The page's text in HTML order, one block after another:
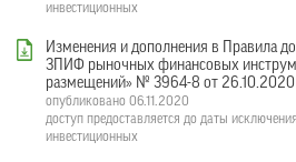
инвестиционных
Изменения и дополнения в Правила
ЗПИФ рыночных финансовых
размещений» № 3964-8 от 26.10.2020
опубликовано 06.11.2020
доступ предоставляется до даты
инвестиционных